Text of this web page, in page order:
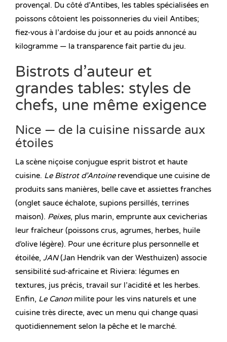
provençal. Du côté d’Antibes, les tables spécialisées en
poissons côtoient les poissonneries du vieil Antibes;
fiez‑vous à l’ardoise du jour et au poids annoncé au
kilogramme — la transparence fait partie du jeu.
Bistrots d’auteur et
grandes tables: styles de
chefs, une même exigence
Nice — de la cuisine nissarde aux
étoiles
La scène niçoise conjugue esprit bistrot et haute
cuisine. Le Bistrot d’Antoinerevendique une cuisine de
produits sans manières, belle cave et assiettes franches
(onglet sauce échalote, supions persillés, terrines
maison). Peixes, plus marin, emprunte aux cevicherias
leur fraîcheur (poissons crus, agrumes, herbes, huile
d’olive légère). Pour une écriture plus personnelle et
étoilée, JAN(Jan Hendrik van der Westhuizen) associe
sensibilité sud‑africaine et Riviera: légumes en
textures, jus précis, travail sur l’acidité et les herbes.
Enfin, Le Canonmilite pour les vins naturels et une
cuisine très directe, avec un menu qui change quasi
quotidiennement selon la pêche et le marché.